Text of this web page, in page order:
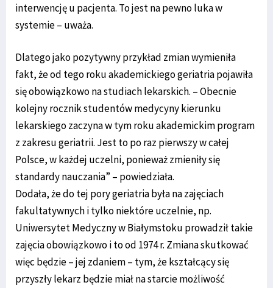
interwencję u pacjenta. To jest na pewno luka w
systemie – uważa.
Dlatego jako pozytywny przykład zmian wymieniła
fakt, że od tego roku akademickiego geriatria pojawiła
się obowiązkowo na studiach lekarskich. – Obecnie
kolejny rocznik studentów medycyny kierunku
lekarskiego zaczyna w tym roku akademickim program
z zakresu geriatrii. Jest to po raz pierwszy w całej
Polsce, w każdej uczelni, ponieważ zmieniły się
standardy nauczania” – powiedziała.
Dodała, że do tej pory geriatria była na zajęciach
fakultatywnych i tylko niektóre uczelnie, np.
Uniwersytet Medyczny w Białymstoku prowadził takie
zajęcia obowiązkowo i to od 1974 r. Zmiana skutkować
więc będzie – jej zdaniem – tym, że kształcący się
przyszły lekarz będzie miał na starcie możliwość